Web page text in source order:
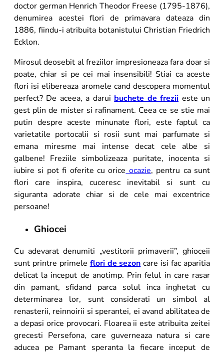
doctor german Henrich Theodor Freese (1795-1876),
denumirea acestei flori de primavara dateaza din
1886, fiindu-i atribuita botanistului Christian Friedrich
Ecklon.
Mirosul deosebit al freziilor impresioneaza fara doar si
poate, chiar si pe cei mai insensibili! Stiai ca aceste
flori isi elibereaza aromele cand descopera momentul
perfect? De aceea, a darui buchete de frezii este un
gest plin de mister si rafinament. Ceea ce se stie mai
putin despre aceste minunate flori, este faptul ca
varietatile portocalii si rosii sunt mai parfumate si
emana miresme mai intense decat cele albe si
galbene! Freziile simbolizeaza puritate, inocenta si
iubire si pot fi oferite cu orice ocazie, pentru ca sunt
flori care inspira, cuceresc inevitabil si sunt cu
siguranta adorate chiar si de cele mai excentrice
persoane!
Ghiocei
Cu adevarat denumiti „vestitorii primaverii”, ghioceii
sunt printre primeleflori de sezoncare isi fac aparitia
delicat la inceput de anotimp. Prin felul in care rasar
din pamant, sfidand parca solul inca inghetat cu
determinarea lor, sunt considerati un simbol al
renasterii, reinnoirii si sperantei, ei avand abilitatea de
a depasi orice provocari. Floarea ii este atribuita zeitei
grecesti Persefona, care guverneaza natura si care
aducea pe Pamant speranta la fiecare inceput de